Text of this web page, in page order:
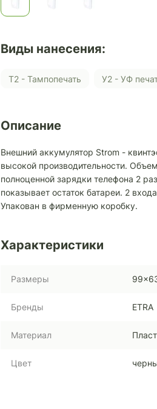
Виды нанесения:
Т2 - Тампопечать У2 - УФ
Описание
Внешний аккумулятор Strom -
высокой производительности.
полноценной зарядки телефона 2
показывает остаток батареи. 2
Упакован в фирменную коробку.
Характеристики
Размеры
Бренды ETRA
Материал
Цвет